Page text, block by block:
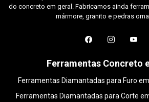
do concreto em geral. Fabricamos ainda
mármore, granito e pedras
Ferramentas Concreto
Ferramentas Diamantadas para Furo
Ferramentas Diamantadas para Corte